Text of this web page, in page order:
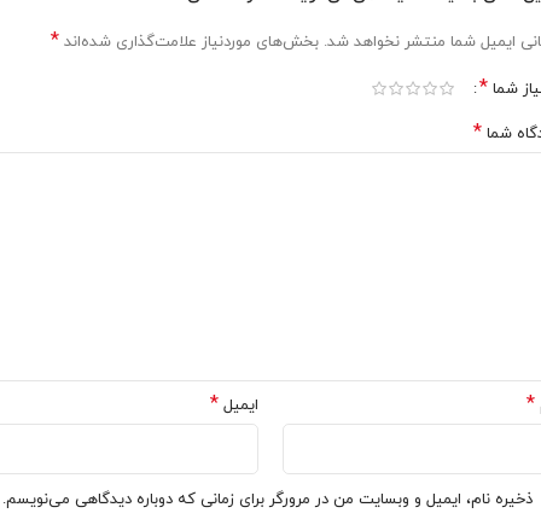
ایمیل شما منتشر نخواهد شد. بخش‌های موردنیاز علامت‌گذاری شده‌اند *
شما *
شما *
* ایمیل *
ذخیره نام، ایمیل و وبسایت من در مرورگر برای زمانی که دوباره دیدگاهی می‌نویسم.